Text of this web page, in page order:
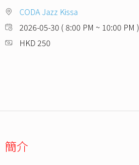
CODA Jazz Kissa
2026-05-30 ( 8:00 PM ~ 10:00 PM )
HKD 250
簡介